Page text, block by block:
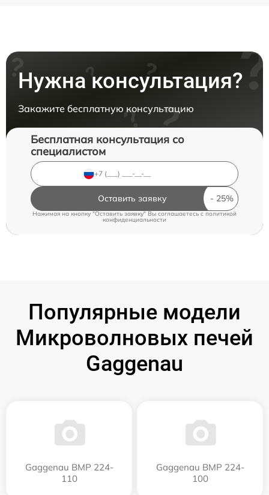
Нужна консультация?
Закажите бесплатную консультацию
Бесплатная консультация со
специалистом
Оставить заявку
Нажимая на кнопку "Оставить заявку" Вы соглашаетесь cполитикой
конфиденциальности
Популярные модели
Микроволновых печей
Gaggenau
Gaggenau BMP 224-
110
Gaggenau BMP 224-
100